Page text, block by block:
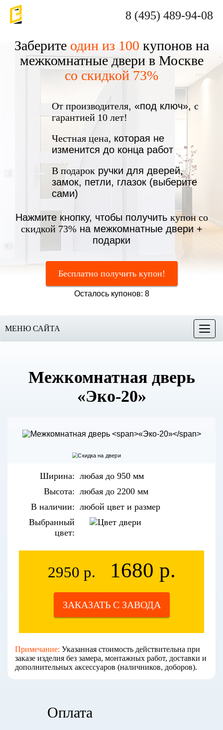
8 (495) 489-94-08
Заберите один из 100 купонов на
межкомнатные двери в Москве
со скидкой 73%
От производителя, «под ключ», с
гарантией 10 лет!
Честная цена, которая не
изменится до конца работ
В подарок ручки для дверей,
замок, петли, глазок (выберите
сами)
Нажмите кнопку, чтобы получить купон со
скидкой 73% на межкомнатные двери +
подарки
Бесплатно получить купон!
Осталось купонов: 8
Меню
МЕНЮ САЙТА
Межкомнатная дверь
«Эко-20»
Ширина: любая до 950 мм
Высота: любая до 2200 мм
В наличии: любой цвет и размер
Выбранный
цвет:
2950 р. 1680 р.
ЗАКАЗАТЬ С ЗАВОДА
Примечание: Указанная стоимость действительна при
заказе изделия без замера, монтажных работ, доставки и
дополнительных аксессуаров (наличников, доборов).
Оплата